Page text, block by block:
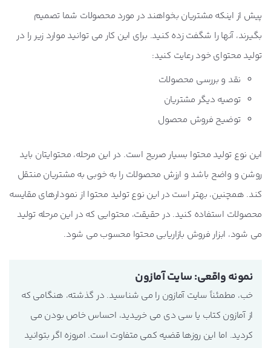
پیش از اینکه مشتریان بخواهند در مورد محصولات شما تصمیم
بگیرند، آنها را شگفت زده کنید. برای این کار می توانید موارد زیر را در
تولید محتوای خود رعایت کنید:
نقد و بررسی محصولات
توصیه دیگر مشتریان
توضیح فروش محصول
این نوع تولید محتوا بسیار صریح است. در این مرحله، محتوایتان باید
روشن و واضح باشد و ارزش محصولات را به خوبی به مشتریان منتقل
کند. همچنین، بهتر است در این نوع تولید محتوا از نمودارهای مقایسه
محصولات استفاده کنید. در حقیقت، محتوایی که در این مرحله تولید
می شود، ابزار فروش بازاریابی محتوا محسوب می شود.
نمونه واقعی: سایت آمازون
خب، مطمئناً سایت آمازون را می شناسید. در گذشته، هنگامی که
از آمازون کتاب یا سی دی می خریدید، احساس خاص بودن می
کردید. اما این روزها قضیه کمی متفاوت است. امروزه اگر بتوانید